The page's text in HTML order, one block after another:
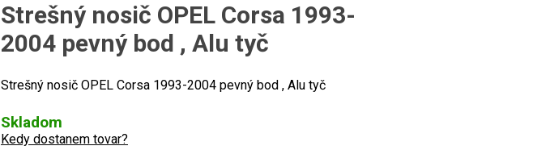
Strešný nosič OPEL Corsa 1993-
2004 pevný bod , Alu tyč
Strešný nosič OPEL Corsa 1993-2004 pevný bod , Alu tyč
Skladom
Kedy dostanem tovar?